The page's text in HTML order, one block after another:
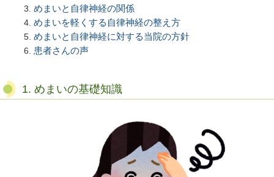
めまいと自律神経の関係
めまいを軽くする自律神経の整え方
めまいと自律神経に対する当院の方針
患者さんの声
1. めまいの基礎知識